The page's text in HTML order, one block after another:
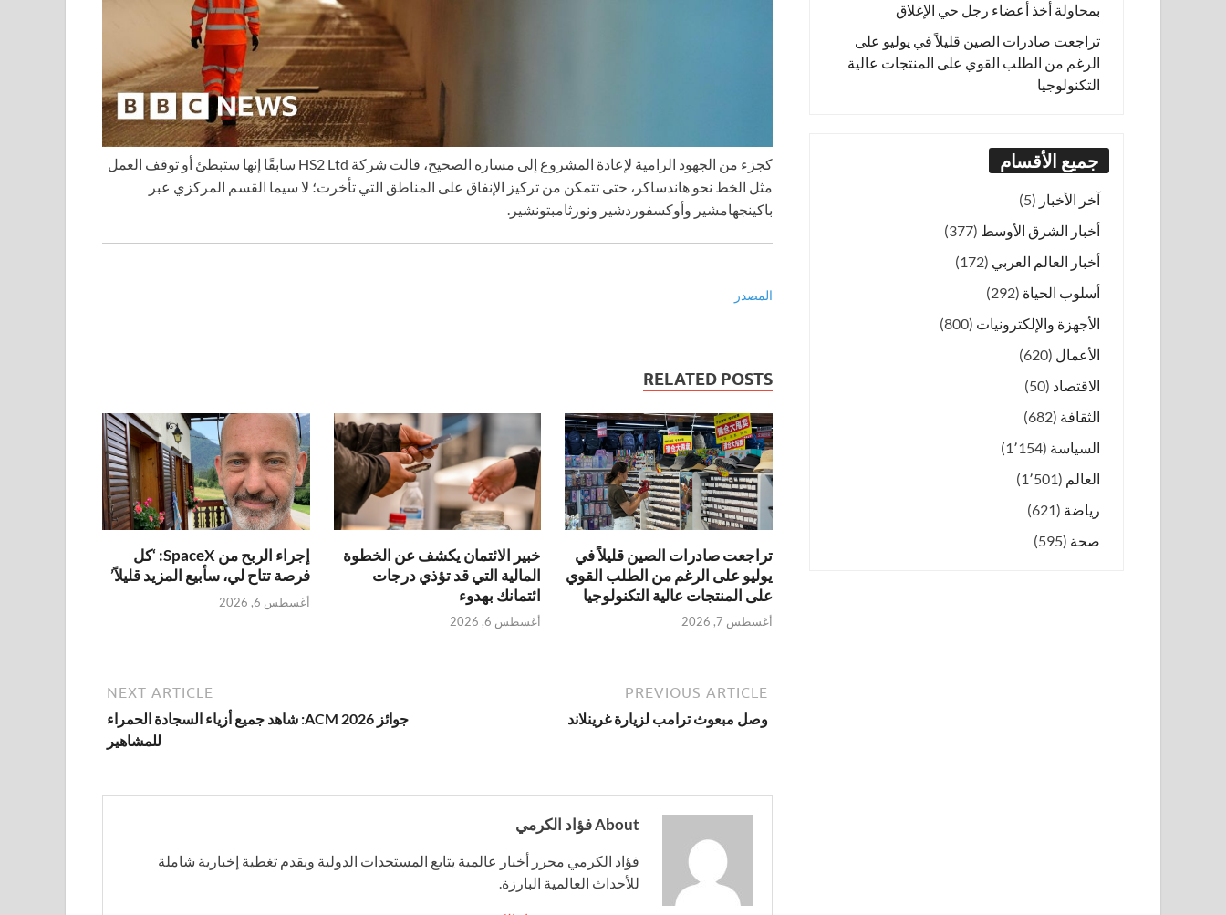
كجزء من الجهود الرامية لإعادة المشروع إلى مساره الصحيح، قالت شركة HS2 Ltd سابقًا إنها ستبطئ أو توقف العمل
مثل الخط نحو هاندساكر، حتى تتمكن من تركيز الإنفاق على المناطق التي تأخرت؛ لا سيما القسم المركزي عبر
باكينجهامشير وأوكسفوردشير ونورثامبتونشير.
المصدر
RELATED POSTS
تراجعت صادرات الصين قليلاً في
يوليو على الرغم من الطلب القوي
على المنتجات عالية التكنولوجيا
أغسطس 7, 2026
خبير الائتمان يكشف عن الخطوة
المالية التي قد تؤذي درجات
ائتمانك بهدوء
أغسطس 6, 2026
إجراء الربح من SpaceX: ‘كل
فرصة تتاح لي، سأبيع المزيد قليلاً’
أغسطس 6, 2026
PREVIOUS ARTICLE
وصل مبعوث ترامب لزيارة غرينلاند
NEXT ARTICLE
جوائز ACM 2026: شاهد جميع أزياء السجادة الحمراء
للمشاهير
About فؤاد الكرمي
فؤاد الكرمي محرر أخبار عالمية يتابع المستجدات الدولية ويقدم تغطية إخبارية شاملة
للأحداث العالمية البارزة.
بمحاولة أخذ أعضاء رجل حي الإغلاق
تراجعت صادرات الصين قليلاً في يوليو على
الرغم من الطلب القوي على المنتجات عالية
التكنولوجيا
جميع الأقسام
آخر الأخبار (5)
أخبار الشرق الأوسط (377)
أخبار العالم العربي (172)
أسلوب الحياة (292)
الأجهزة والإلكترونيات (800)
الأعمال (620)
الاقتصاد (50)
الثقافة (682)
السياسة (1٬154)
العالم (1٬501)
رياضة (621)
صحة (595)